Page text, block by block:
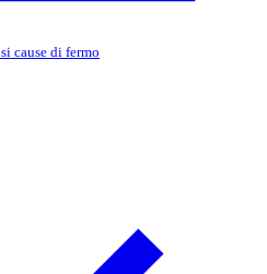
cause di fermo